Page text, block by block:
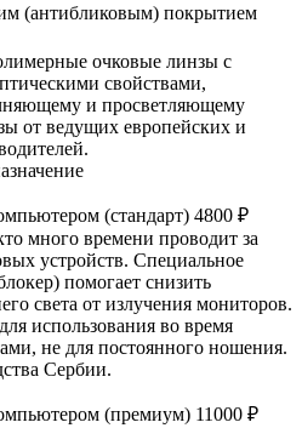
(антибликовым) покрытием
очковые линзы с
свойствами,
и просветляющему
от ведущих европейских и
(стандарт) 4800 ₽
много времени проводит за
устройств. Специальное
помогает снизить
света от излучения мониторов.
использования во время
не для постоянного ношения.
Сербии.
(премиум) 11000 ₽